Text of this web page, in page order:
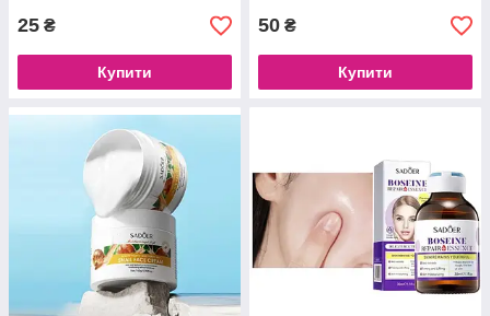
25 ₴
Купити
50 ₴
Купити